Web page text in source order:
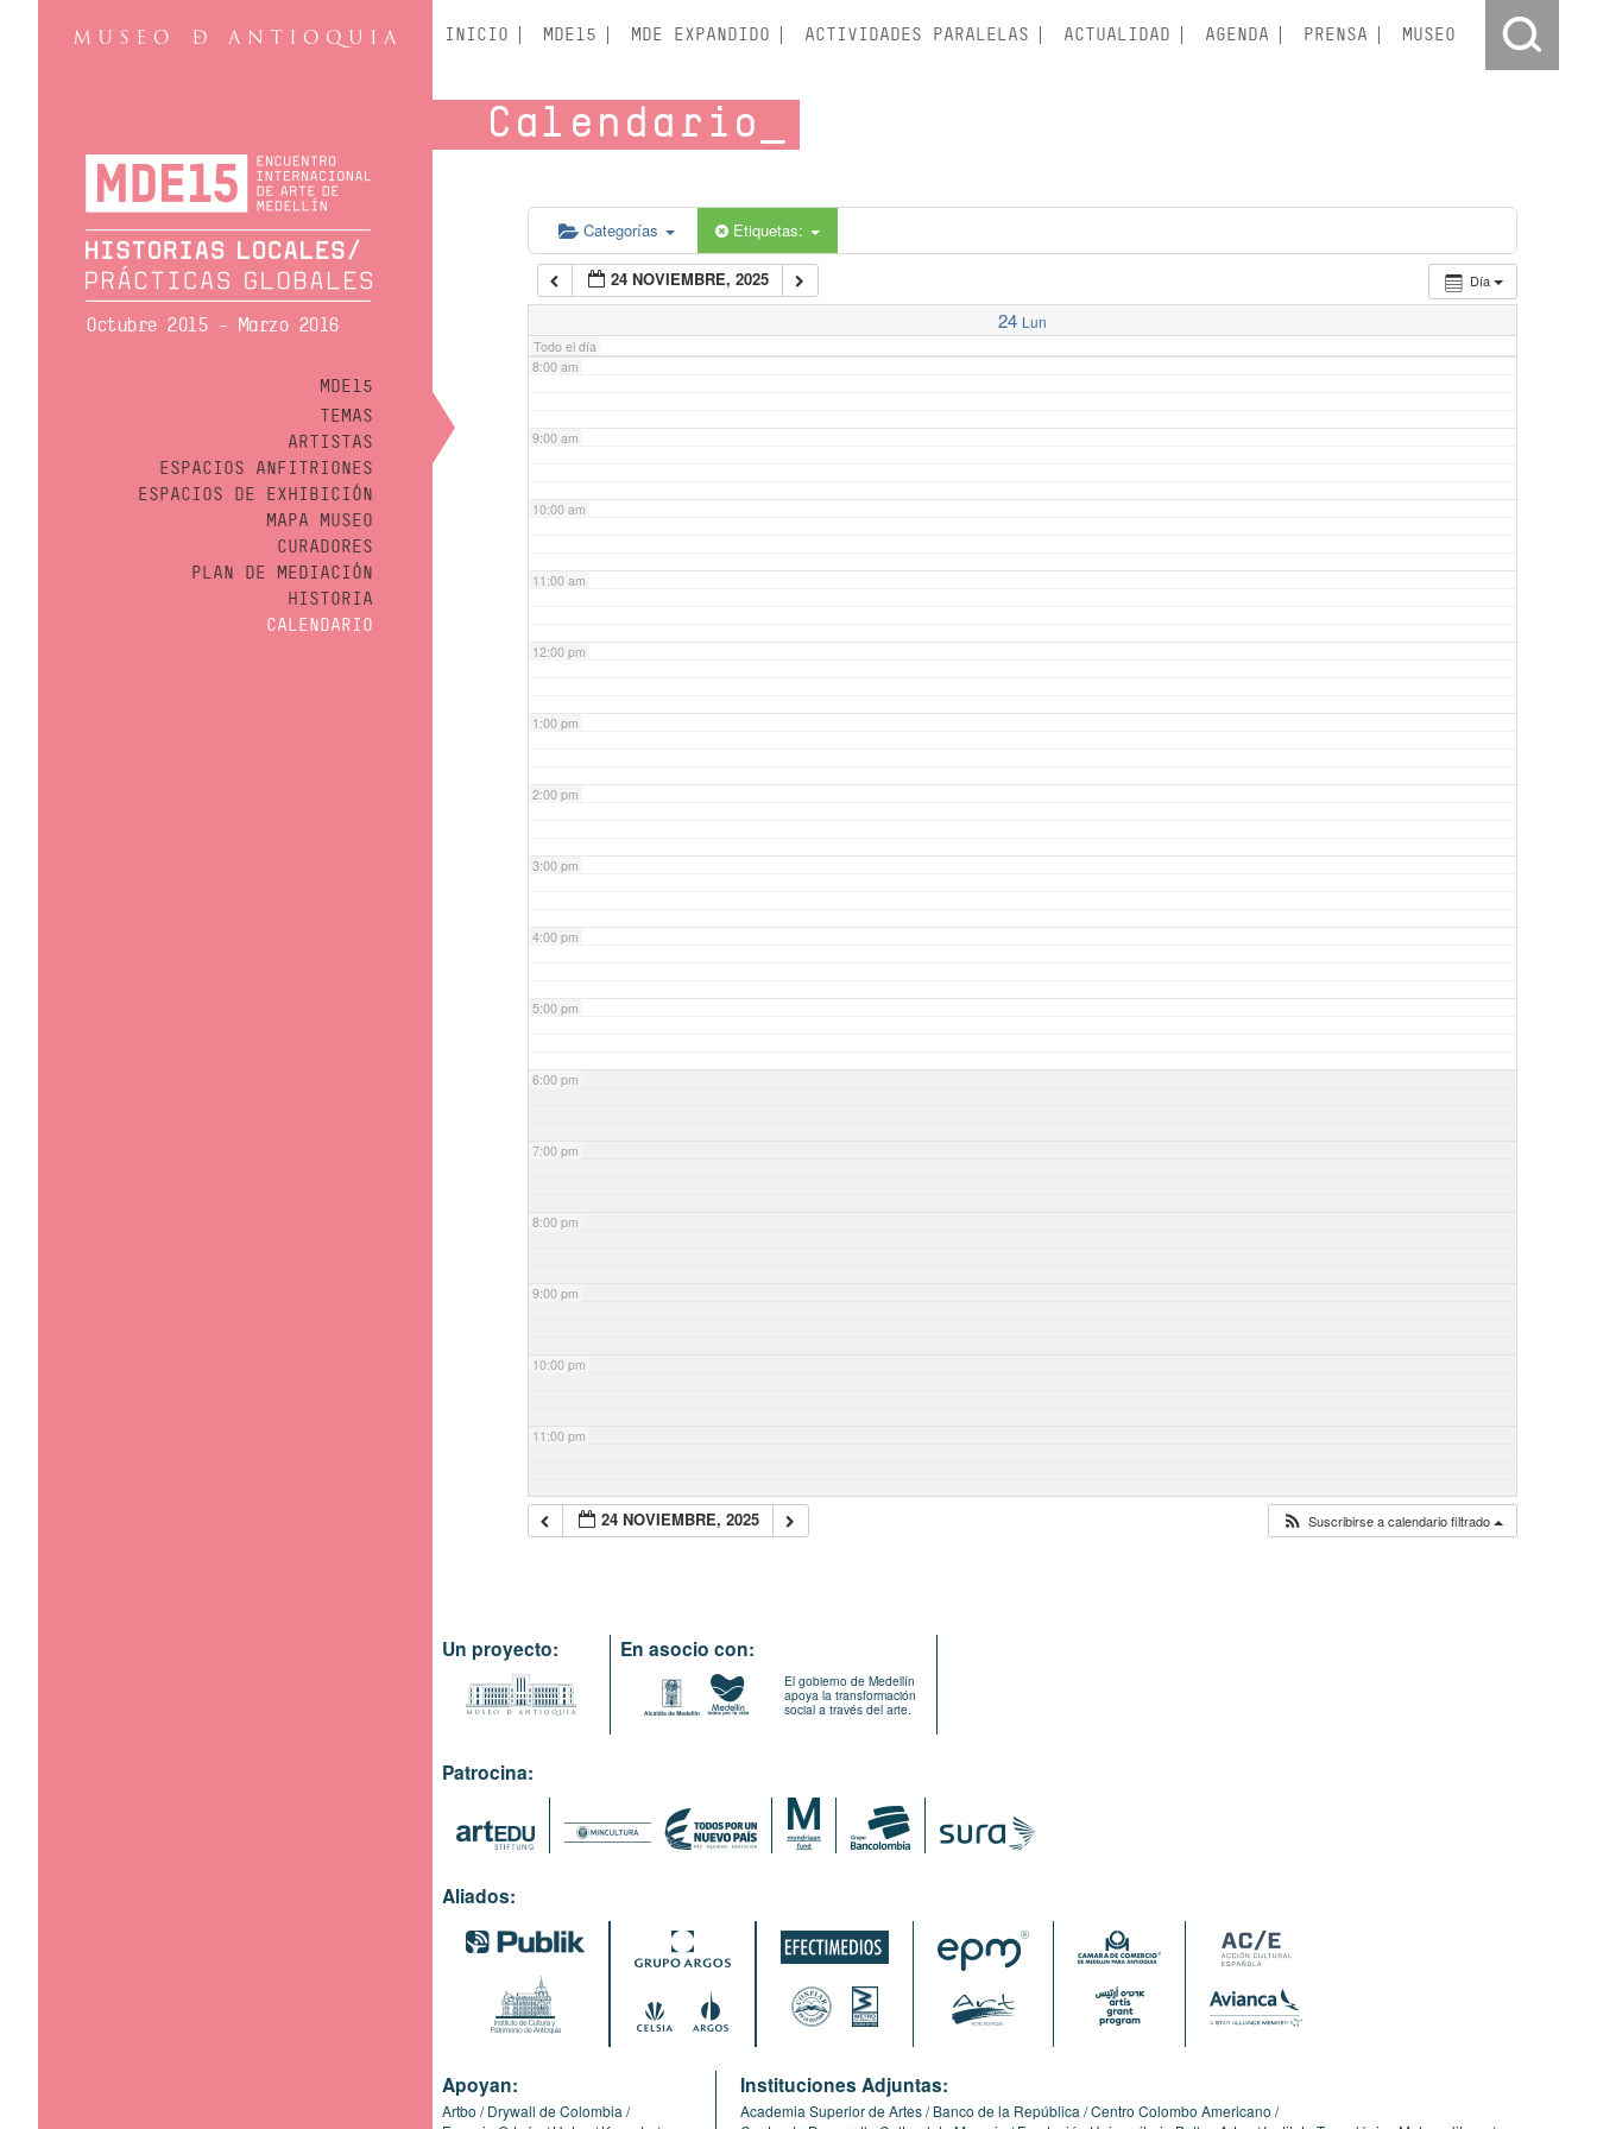
Octubre 2015 - Marzo 2016
MDE15
TEMAS
ARTISTAS
ESPACIOS ANFITRIONES
ESPACIOS DE EXHIBICIÓN
MAPA MUSEO
CURADORES
PLAN DE MEDIACIÓN
HISTORIA
CALENDARIO
INICIO MDE15 MDE EXPANDIDO ACTIVIDADES PARALELAS ACTUALIDAD AGENDA PRENSA MUSEO
Calendario
Categorías Etiquetas:
Día
24 NOVIEMBRE, 2025
24 Lun
Todo el día
5:00 am
6:00 am
7:00 am
8:00 am
9:00 am
10:00 am
11:00 am
12:00 pm
1:00 pm
2:00 pm
3:00 pm
4:00 pm
5:00 pm
6:00 pm
7:00 pm
8:00 pm
9:00 pm
10:00 pm
11:00 pm
24 NOVIEMBRE, 2025 Suscribirse a calendario filtrado
Un proyecto: En asocio con:
El gobierno de Medellín
apoya la transformación
social a través del arte.
Patrocina:
Aliados:
Apoyan:
Artbo
Drywall de Colombia
Instituciones Adjuntas:
Academia Superior de Artes Banco de la República Centro Colombo Americano